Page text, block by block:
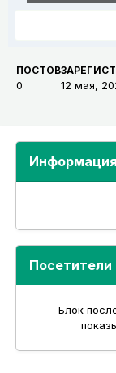
ПОСТОВ
0 12 мая,
Блок